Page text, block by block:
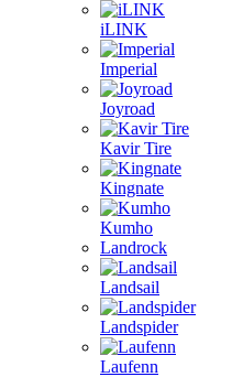
iLINK
Imperial
Joyroad
Kavir Tire
Kingnate
Kumho
Landrock
Landsail
Landspider
Laufenn